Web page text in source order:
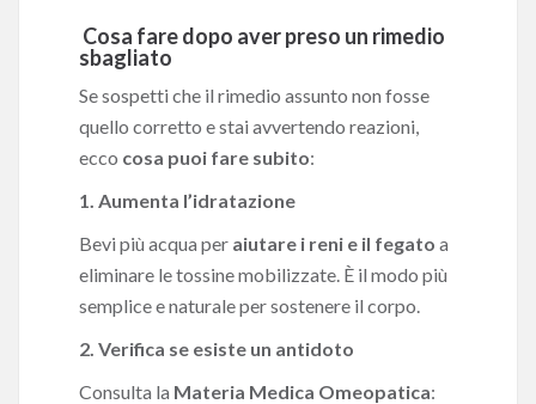
️ Cosa fare dopo aver preso un rimedio
sbagliato
Se sospetti che il rimedio assunto non fosse
quello corretto e stai avvertendo reazioni,
ecco cosa puoi fare subito:
1. Aumenta l’idratazione
Bevi più acqua per aiutare i reni e il fegato a
eliminare le tossine mobilizzate. È il modo più
semplice e naturale per sostenere il corpo.
2. Verifica se esiste un antidoto
Consulta la Materia Medica Omeopatica: